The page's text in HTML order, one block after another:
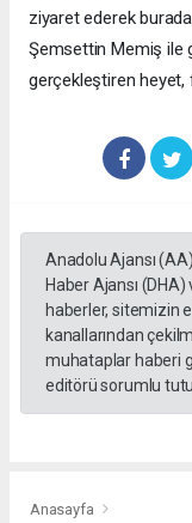
ziyaret ederek
Şemsettin Memiş ile
gerçekleştiren heyet,
Anadolu Ajansı
Haber Ajansı
haberler, sitemizin
kanallarından
muhataplar haberi
editörü sorumlu
Anasayfa